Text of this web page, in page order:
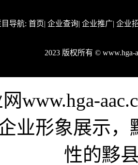
导航: 首页| 企业查询| 企业推广| 企业
2023 版权所有 ©
www.hga-
业形象展示
性的黟